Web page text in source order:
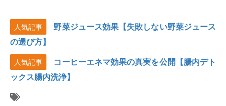
人気記事
野菜ジュース効果【失敗しない野菜ジュース
の選び方】
人気記事
コーヒーエネマ効果の真実を公開【腸内デト
ックス腸内洗浄】